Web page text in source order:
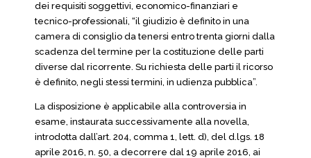
dei requisiti soggettivi, economico-finanziari e
tecnico-professionali, “il giudizio è definito in una
camera di consiglio da tenersi entro trenta giorni dalla
scadenza del termine per la costituzione delle parti
diverse dal ricorrente. Su richiesta delle parti il ricorso
è definito, negli stessi termini, in udienza pubblica”.
La disposizione è applicabile alla controversia in
esame, instaurata successivamente alla novella,
introdotta dall’art. 204, comma 1, lett. d), del d.lgs. 18
aprile 2016, n. 50, a decorrere dal 19 aprile 2016, ai